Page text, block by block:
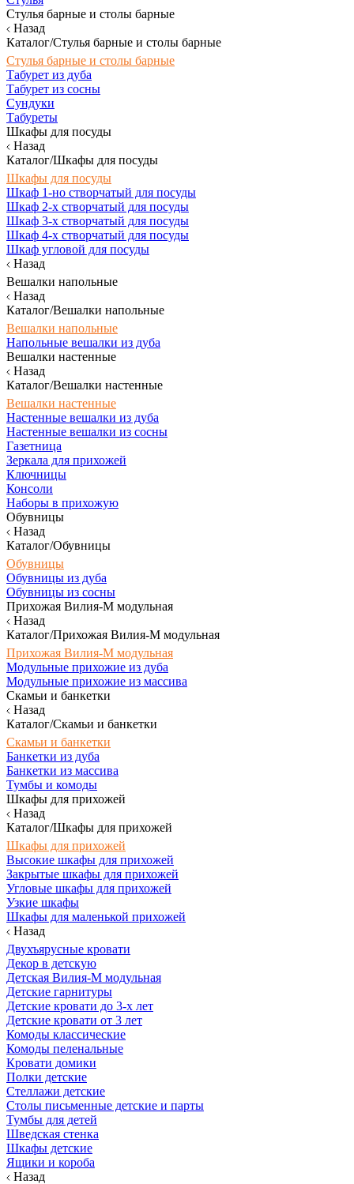
Стулья барные и столы барные
Назад
Каталог/Стулья барные и столы барные
Стулья барные и столы барные
Табурет из дуба
Табурет из сосны
Сундуки
Табуреты
Шкафы для посуды
Назад
Каталог/Шкафы для посуды
Шкафы для посуды
Шкаф 1-но створчатый для посуды
Шкаф 2-х створчатый для посуды
Шкаф 3-х створчатый для посуды
Шкаф 4-х створчатый для посуды
Шкаф угловой для посуды
Назад
Вешалки напольные
Назад
Каталог/Вешалки напольные
Вешалки напольные
Напольные вешалки из дуба
Вешалки настенные
Назад
Каталог/Вешалки настенные
Вешалки настенные
Настенные вешалки из дуба
Настенные вешалки из сосны
Газетница
Зеркала для прихожей
Ключницы
Консоли
Наборы в прихожую
Обувницы
Назад
Каталог/Обувницы
Обувницы
Обувницы из дуба
Обувницы из сосны
Прихожая Вилия-М модульная
Назад
Каталог/Прихожая Вилия-М модульная
Прихожая Вилия-М модульная
Модульные прихожие из дуба
Модульные прихожие из массива
Скамьи и банкетки
Назад
Каталог/Скамьи и банкетки
Скамьи и банкетки
Банкетки из дуба
Банкетки из массива
Тумбы и комоды
Шкафы для прихожей
Назад
Каталог/Шкафы для прихожей
Шкафы для прихожей
Высокие шкафы для прихожей
Закрытые шкафы для прихожей
Угловые шкафы для прихожей
Узкие шкафы
Шкафы для маленькой прихожей
Назад
Двухъярусные кровати
Декор в детскую
Детская Вилия-М модульная
Детские гарнитуры
Детские кровати до 3-х лет
Детские кровати от 3 лет
Комоды классические
Комоды пеленальные
Кровати домики
Полки детские
Стеллажи детские
Столы письменные детские и парты
Тумбы для детей
Шведская стенка
Шкафы детские
Ящики и короба
Назад